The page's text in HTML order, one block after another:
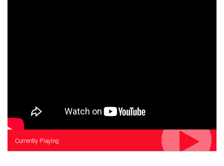
Currently Playing